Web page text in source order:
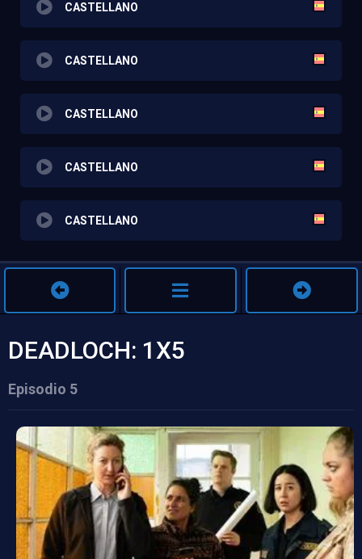
CASTELLANO
CASTELLANO
CASTELLANO
CASTELLANO
CASTELLANO
DEADLOCH: 1X5
Episodio 5